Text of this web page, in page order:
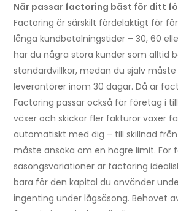
När passar factoring bäst för ditt
Factoring är särskilt fördelaktigt för
långa kundbetalningstider – 30, 60
har du några stora kunder som alltid
standardvillkor, medan du själv
leverantörer inom 30 dagar. Då är
Factoring passar också för företag i
växer och skickar fler fakturor växer
automatiskt med dig – till skillnad
måste ansöka om en högre limit. För
säsongsvariationer är factoring
bara för den kapital du använder
ingenting under lågsäsong. Behovet